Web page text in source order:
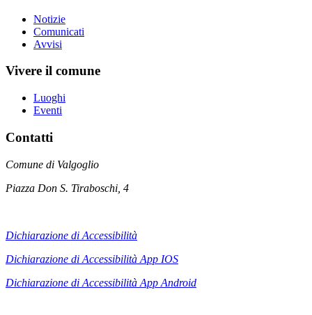
Notizie
Comunicati
Avvisi
Vivere il comune
Luoghi
Eventi
Contatti
Comune di Valgoglio
Piazza Don S. Tiraboschi, 4
Dichiarazione di Accessibilità
Dichiarazione di Accessibilità App IOS
Dichiarazione di Accessibilità App Android